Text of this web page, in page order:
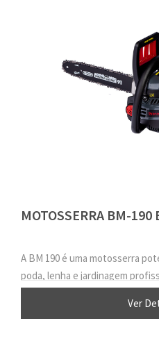
MOTOSSERRA BM-190
A BM 190 é uma motosserra
poda, lenha e jardinagem
Ver